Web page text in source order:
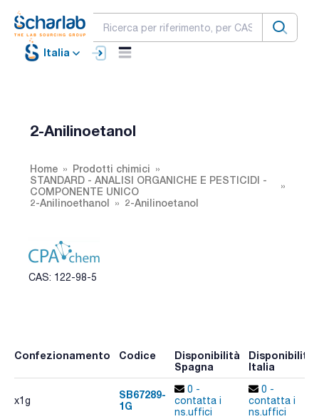
Italia
2-Anilinoetanol
Home
Prodotti chimici
STANDARD - ANALISI ORGANICHE E PESTICIDI -
COMPONENTE UNICO
2-Anilinoethanol
2-Anilinoetanol
CAS: 122-98-5
Confezionamento Codice
Disponibilità
Spagna
Disponibilità
Italia
x1g
SB67289-
1G
0 -
contatta i
ns.uffici
0 -
contatta i
ns.uffici